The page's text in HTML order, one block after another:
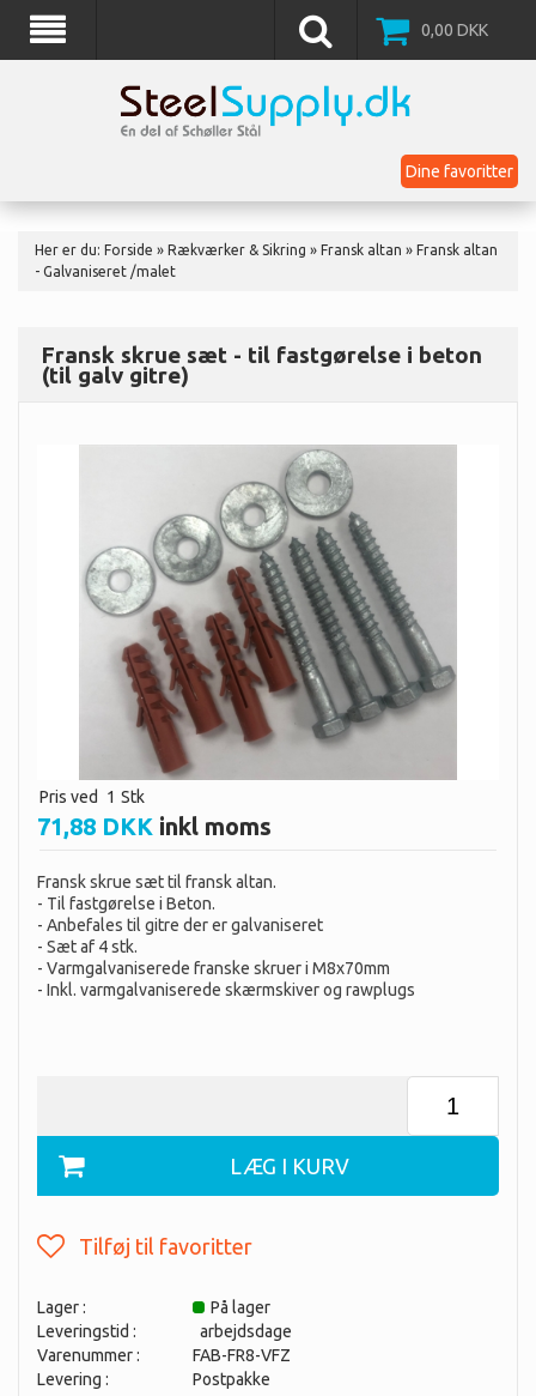
0,00 DKK
Dine favoritter
Her er du: Forside » Rækværker & Sikring » Fransk altan » Fransk altan
- Galvaniseret /malet
Fransk skrue sæt - til fastgørelse i beton
(til galv gitre)
Pris ved 1 Stk
71,88 DKK inkl moms
Fransk skrue sæt til fransk altan.
- Til fastgørelse i Beton.
- Anbefales til gitre der er galvaniseret
- Sæt af 4 stk.
- Varmgalvaniserede franske skruer i M8x70mm
- Inkl. varmgalvaniserede skærmskiver og rawplugs
Lager :
På lager
Leveringstid :
arbejdsdage
Varenummer :
FAB-FR8-VFZ
Levering :
Postpakke